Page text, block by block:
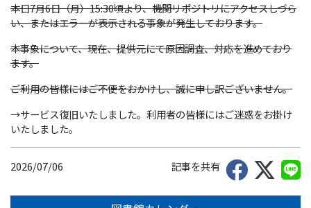
本日7月6日（月）15:30頃より、機関リポジトリにアクセスしづら
い、またはエラーが表示される事象が発生しております。
本事象について、現在、提供元にて原因調査、対応を進めており
ます。
ご利用の皆様にはご不便をおかけし、誠に申し訳ございません。
→サービス復旧いたしました。利用者の皆様にはご迷惑をお掛け
いたしました。
2026/07/06 記事を共有